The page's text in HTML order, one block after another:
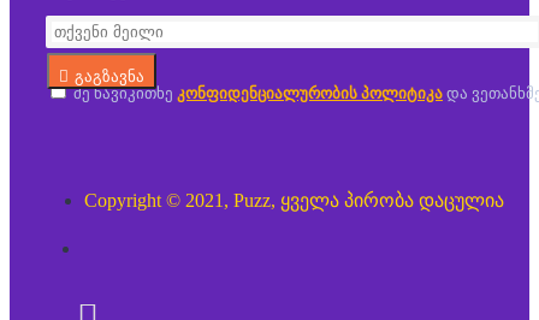
გაგზავნა
მე წავიკითხე კონფიდენციალურობის პოლიტიკა და
Copyright © 2021, Puzz, ყველა პირობა დაცულია